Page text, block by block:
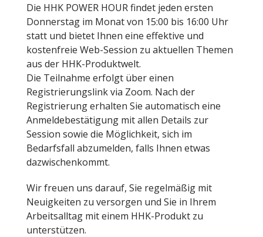
Die HHK POWER HOUR findet jeden ersten
Donnerstag im Monat von 15:00 bis 16:00 Uhr
statt und bietet Ihnen eine effektive und
kostenfreie Web-Session zu aktuellen Themen
aus der HHK-Produktwelt.
Die Teilnahme erfolgt über einen
Registrierungslink via Zoom. Nach der
Registrierung erhalten Sie automatisch eine
Anmeldebestätigung mit allen Details zur
Session sowie die Möglichkeit, sich im
Bedarfsfall abzumelden, falls Ihnen etwas
dazwischenkommt.
Wir freuen uns darauf, Sie regelmäßig mit
Neuigkeiten zu versorgen und Sie in Ihrem
Arbeitsalltag mit einem HHK-Produkt zu
unterstützen.